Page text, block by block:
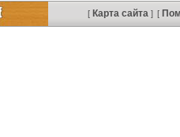
[ Карта сайта ] [